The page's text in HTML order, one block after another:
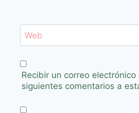
Web
Recibir un correo electrónico
siguientes comentarios a